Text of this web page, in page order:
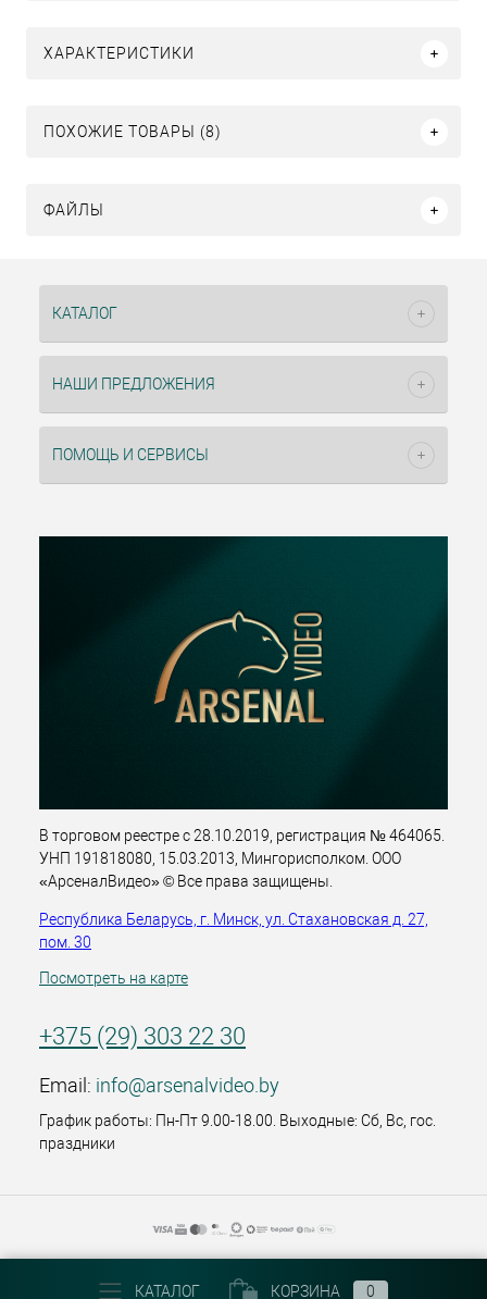
ХАРАКТЕРИСТИКИ
ПОХОЖИЕ ТОВАРЫ (8)
ФАЙЛЫ
КАТАЛОГ
НАШИ ПРЕДЛОЖЕНИЯ
ПОМОЩЬ И СЕРВИСЫ
В торговом реестре с 28.10.2019, регистрация № 464065.
УНП 191818080, 15.03.2013, Мингорисполком. ООО
«АрсеналВидео» © Все права защищены.
Республика Беларусь, г. Минск, ул. Стахановская д. 27,
пом. 30
Посмотреть на карте
+375 (29) 303 22 30
Email: info@arsenalvideo.by
График работы: Пн-Пт 9.00-18.00. Выходные: Сб, Вс, гос.
праздники
КАТАЛОГ КОРЗИНА 0